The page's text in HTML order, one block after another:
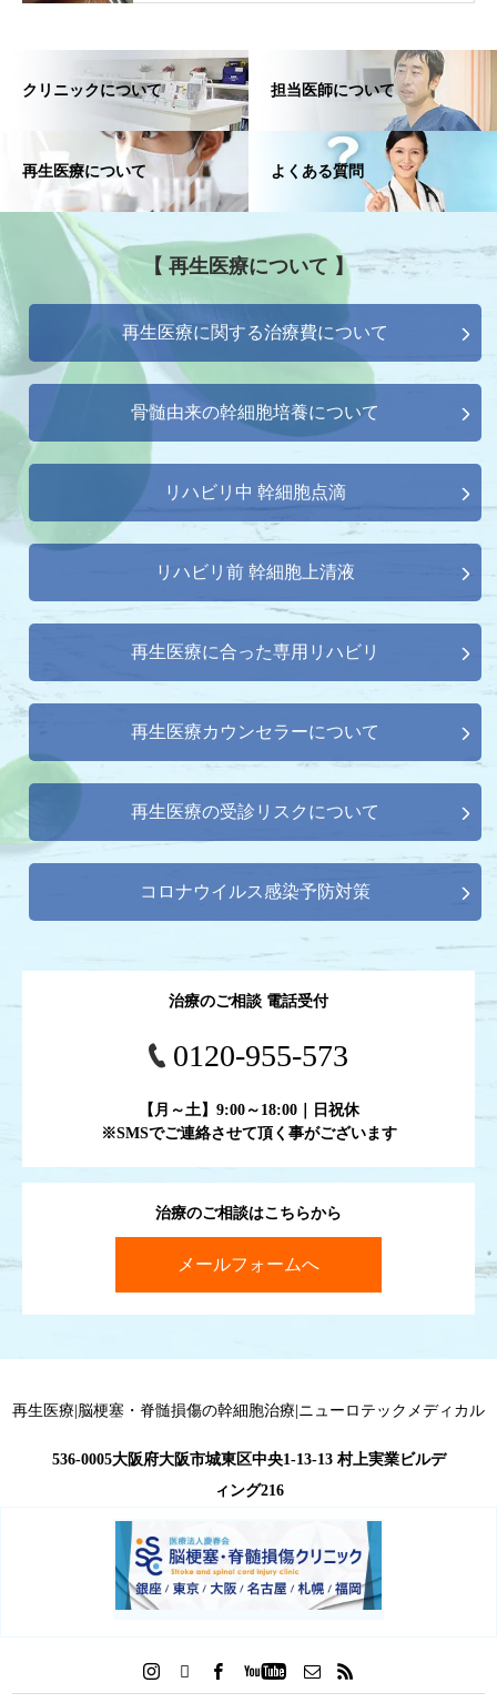
クリニックについて 担当医師について
再生医療について よくある質問
【 再生医療について 】
再生医療に関する治療費について
骨髄由来の幹細胞培養について
リハビリ中 幹細胞点滴
リハビリ前 幹細胞上清液
再生医療に合った専用リハビリ
再生医療カウンセラーについて
再生医療の受診リスクについて
コロナウイルス感染予防対策
治療のご相談はこちらから
メールフォームへ
治療のご相談 電話受付
0120-955-573
【月～土】9:00～18:00｜日祝休
※SMSでご連絡させて頂く事がございます
再生医療|脳梗塞・脊髄損傷の幹細胞治療|ニューロテックメディカル
536-0005大阪府大阪市城東区中央1-13-13 村上実業ビルデ
ィング216